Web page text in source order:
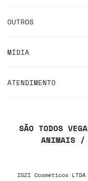
OUTROS
MÍDIA
ATENDIMENTO
SÃO TODOS
ANIMAIS /
ISZI Cosméticos